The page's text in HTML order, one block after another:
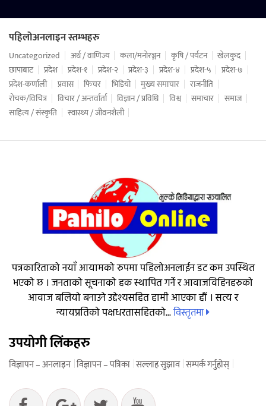
पहिलोअनलाइन स्तम्भहरु
Uncategorized अर्थ / वाणिज्य कला/मनोरञ्जन कृषि / पर्यटन
खेलकुद
छापाबाट
प्रदेश प्रदेश-१ प्रदेश-२ प्रदेश-३ प्रदेश-४ प्रदेश-५
प्रदेश-७
प्रदेश-कर्णाली
प्रवास फिचर भिडियो मुख्य समाचार
राजनीति
रोचक/विचित्र
विचार / अन्तर्वार्ता विज्ञान / प्रविधि विश्व समाचार
समाज
साहित्य / संस्कृति
स्वास्थ्य / जीवनशैली
पत्रकारिताको नयाँ आयामको रुपमा पहिलोअनलाईन डट कम उपस्थित
भएको छ । जनताको सूचनाको हक स्थापित गर्ने र आवाजविहिनहरुको
आवाज बलियो बनाउने उद्देश्यसहित हामी आएका हौं । सत्य र
न्यायप्रतिको पक्षधरतासहितको...विस्तृतमा
उपयोगी लिंकहरु
विज्ञापन – अनलाइन विज्ञापन – पत्रिका सल्लाह सुझाव सम्पर्क गर्नुहोस्